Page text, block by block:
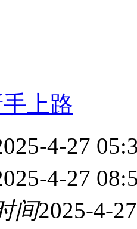
上路
4-27
4-27
间2025-4-